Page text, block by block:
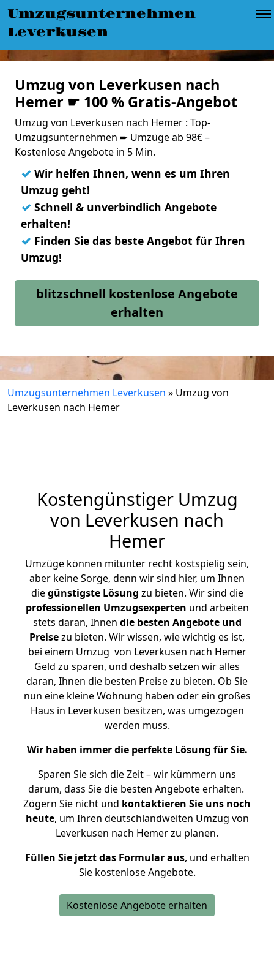
Umzugsunternehmen
Leverkusen
Umzug von Leverkusen nach
Hemer ☛ 100 % Gratis-Angebot
Umzug von Leverkusen nach Hemer : Top-
Umzugsunternehmen ➨ Umzüge ab 98€ –
Kostenlose Angebote in 5 Min.
✓ Wir helfen Ihnen, wenn es um Ihren
Umzug geht!
✓ Schnell & unverbindlich Angebote
erhalten!
✓ Finden Sie das beste Angebot für Ihren
Umzug!
blitzschnell kostenlose Angebote
erhalten
Umzugsunternehmen Leverkusen » Umzug von
Leverkusen nach Hemer
Kostengünstiger Umzug
von Leverkusen nach
Hemer
Umzüge können mitunter recht kostspielig sein,
aber keine Sorge, denn wir sind hier, um Ihnen
diegünstigste Lösung zu bieten. Wir sind die
professionellen Umzugsexperten und arbeiten
stets daran, Ihnen die besten Angebote und
Preisezu bieten. Wir wissen, wie wichtig es ist,
bei einem Umzug von Leverkusen nach Hemer
Geld zu sparen, und deshalb setzen wir alles
daran, Ihnen die besten Preise zu bieten. Ob Sie
nun eine kleine Wohnung haben oder ein großes
Haus in Leverkusen besitzen, was umgezogen
werden muss.
Wir haben immer die perfekte Lösung für Sie.
Sparen Sie sich die Zeit – wir kümmern uns
darum, dass Sie die besten Angebote erhalten.
Zögern Sie nicht und kontaktieren Sie uns noch
heute, um Ihren deutschlandweiten Umzug von
Leverkusen nach Hemer zu planen.
Füllen Sie jetzt das Formular aus, und erhalten
Sie kostenlose Angebote.
Kostenlose Angebote erhalten